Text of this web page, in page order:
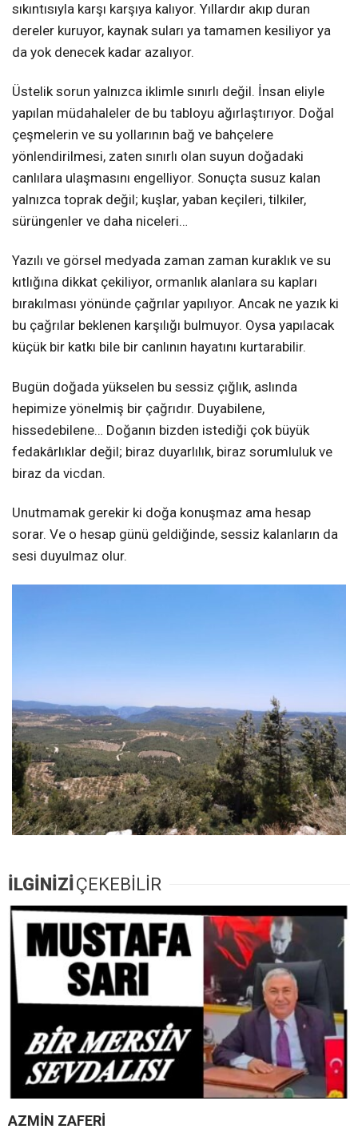
sıkıntısıyla karşı karşıya kalıyor. Yıllardır akıp duran
dereler kuruyor, kaynak suları ya tamamen kesiliyor ya
da yok denecek kadar azalıyor.
Üstelik sorun yalnızca iklimle sınırlı değil. İnsan eliyle
yapılan müdahaleler de bu tabloyu ağırlaştırıyor. Doğal
çeşmelerin ve su yollarının bağ ve bahçelere
yönlendirilmesi, zaten sınırlı olan suyun doğadaki
canlılara ulaşmasını engelliyor. Sonuçta susuz kalan
yalnızca toprak değil; kuşlar, yaban keçileri, tilkiler,
sürüngenler ve daha niceleri…
Yazılı ve görsel medyada zaman zaman kuraklık ve su
kıtlığına dikkat çekiliyor, ormanlık alanlara su kapları
bırakılması yönünde çağrılar yapılıyor. Ancak ne yazık ki
bu çağrılar beklenen karşılığı bulmuyor. Oysa yapılacak
küçük bir katkı bile bir canlının hayatını kurtarabilir.
Bugün doğada yükselen bu sessiz çığlık, aslında
hepimize yönelmiş bir çağrıdır. Duyabilene,
hissedebilene… Doğanın bizden istediği çok büyük
fedakârlıklar değil; biraz duyarlılık, biraz sorumluluk ve
biraz da vicdan.
Unutmamak gerekir ki doğa konuşmaz ama hesap
sorar. Ve o hesap günü geldiğinde, sessiz kalanların da
sesi duyulmaz olur.
İLGİNİZİ ÇEKEBİLİR
AZMİN ZAFERİ